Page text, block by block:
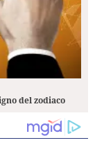
del zodiaco